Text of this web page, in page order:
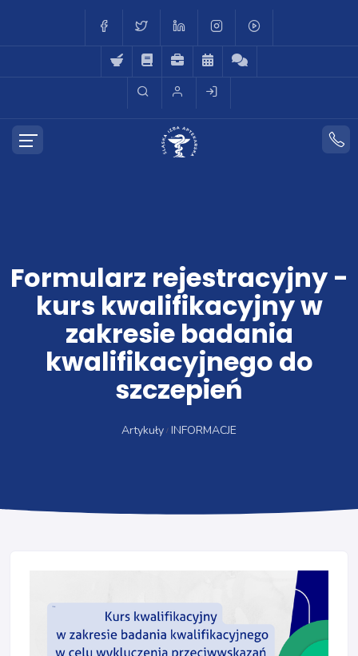
Formularz rejestracyjny -
kurs kwalifikacyjny w
zakresie badania
kwalifikacyjnego do
szczepień
Artykuły INFORMACJE